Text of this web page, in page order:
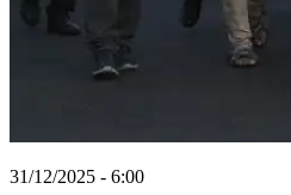
31/12/2025 - 6:00